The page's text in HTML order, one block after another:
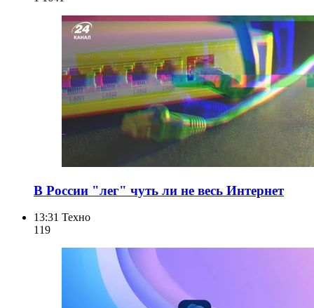
В России "лег" чуть ли не весь Интернет
13:31 Техно
119